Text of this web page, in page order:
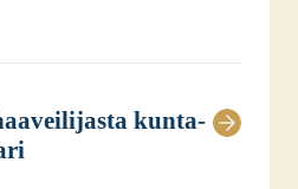
kun­ta­